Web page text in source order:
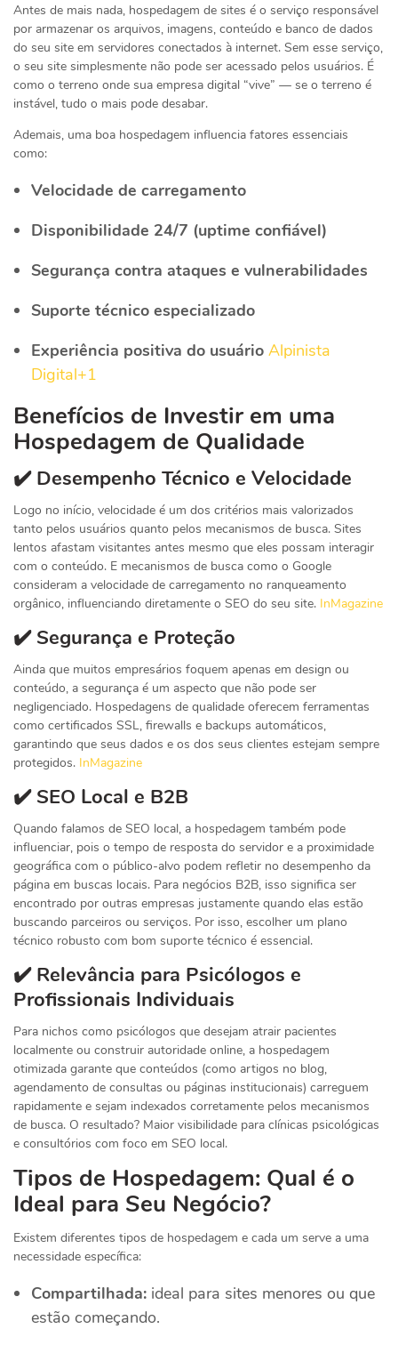
Antes de mais nada, hospedagem de sites é o serviço responsável
por armazenar os arquivos, imagens, conteúdo e banco de dados
do seu site em servidores conectados à internet. Sem esse serviço,
o seu site simplesmente não pode ser acessado pelos usuários. É
como o terreno onde sua empresa digital “vive” — se o terreno é
instável, tudo o mais pode desabar.
Ademais, uma boa hospedagem influencia fatores essenciais
como:
Velocidade de carregamento
Disponibilidade 24/7 (uptime confiável)
Segurança contra ataques e vulnerabilidades
Suporte técnico especializado
Experiência positiva do usuário Alpinista
Digital+1
Benefícios de Investir em uma
Hospedagem de Qualidade
✔️ Desempenho Técnico e Velocidade
Logo no início, velocidade é um dos critérios mais valorizados
tanto pelos usuários quanto pelos mecanismos de busca. Sites
lentos afastam visitantes antes mesmo que eles possam interagir
com o conteúdo. E mecanismos de busca como o Google
consideram a velocidade de carregamento no ranqueamento
orgânico, influenciando diretamente o SEO do seu site. InMagazine
✔️ Segurança e Proteção
Ainda que muitos empresários foquem apenas em design ou
conteúdo, a segurança é um aspecto que não pode ser
negligenciado. Hospedagens de qualidade oferecem ferramentas
como certificados SSL, firewalls e backups automáticos,
garantindo que seus dados e os dos seus clientes estejam sempre
protegidos. InMagazine
✔️ SEO Local e B2B
Quando falamos de SEO local, a hospedagem também pode
influenciar, pois o tempo de resposta do servidor e a proximidade
geográfica com o público-alvo podem refletir no desempenho da
página em buscas locais. Para negócios B2B, isso significa ser
encontrado por outras empresas justamente quando elas estão
buscando parceiros ou serviços. Por isso, escolher um plano
técnico robusto com bom suporte técnico é essencial.
✔️ Relevância para Psicólogos e
Profissionais Individuais
Para nichos como psicólogos que desejam atrair pacientes
localmente ou construir autoridade online, a hospedagem
otimizada garante que conteúdos (como artigos no blog,
agendamento de consultas ou páginas institucionais) carreguem
rapidamente e sejam indexados corretamente pelos mecanismos
de busca. O resultado? Maior visibilidade para clínicas psicológicas
e consultórios com foco em SEO local.
Tipos de Hospedagem: Qual é o
Ideal para Seu Negócio?
Existem diferentes tipos de hospedagem e cada um serve a uma
necessidade específica:
Compartilhada: ideal para sites menores ou que
estão começando.